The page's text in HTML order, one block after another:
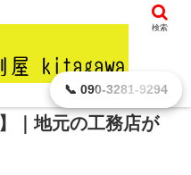
不用品処分・粗大ゴミ
｜地元の工務店が
検索
📞 090-3281-9294